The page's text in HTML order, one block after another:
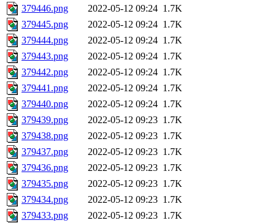
379446.png
2022-05-12 09:24 1.7K
379445.png
2022-05-12 09:24 1.7K
379444.png
2022-05-12 09:24 1.7K
379443.png
2022-05-12 09:24 1.7K
379442.png
2022-05-12 09:24 1.7K
379441.png
2022-05-12 09:24 1.7K
379440.png
2022-05-12 09:24 1.7K
379439.png
2022-05-12 09:23 1.7K
379438.png
2022-05-12 09:23 1.7K
379437.png
2022-05-12 09:23 1.7K
379436.png
2022-05-12 09:23 1.7K
379435.png
2022-05-12 09:23 1.7K
379434.png
2022-05-12 09:23 1.7K
379433.png
2022-05-12 09:23 1.7K